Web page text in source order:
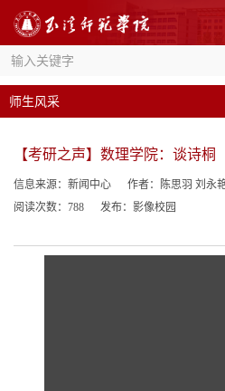
师生风采
【考研之声】数理学院：谈诗桐
信息来源：新闻中心 作者：陈思羽 刘永
阅读次数： 788 发布：影像校园